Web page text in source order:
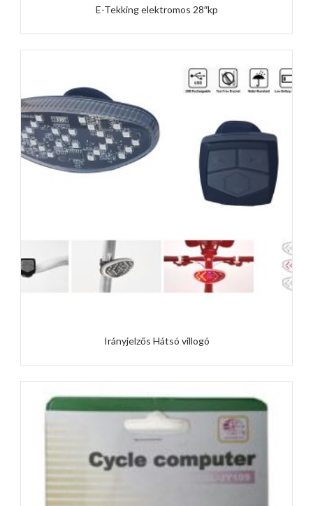
E-Tekking elektromos 28″kp
Irányjelzős Hátsó villogó